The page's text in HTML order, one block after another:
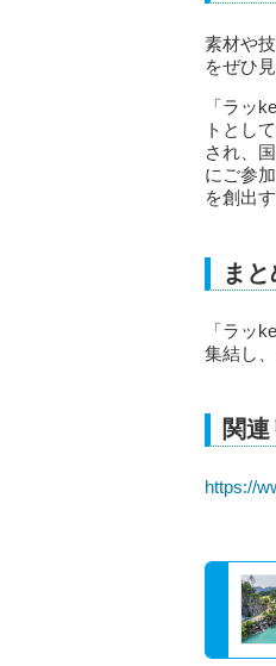
素材や
をぜひ
「ラッ
トとし
され、
にご参
を創出
ま
「ラッ
集結し
関
https://